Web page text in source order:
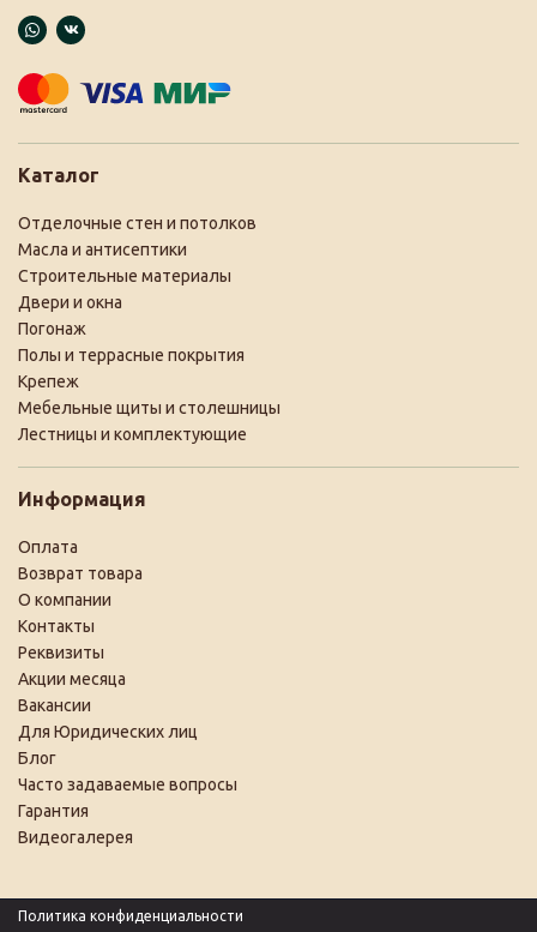
Каталог
Отделочные стен и потолков
Масла и антисептики
Строительные материалы
Двери и окна
Погонаж
Полы и террасные покрытия
Крепеж
Мебельные щиты и столешницы
Лестницы и комплектующие
Информация
Оплата
Возврат товара
О компании
Контакты
Реквизиты
Акции месяца
Вакансии
Для Юридических лиц
Блог
Часто задаваемые вопросы
Гарантия
Видеогалерея
Политика конфиденциальности